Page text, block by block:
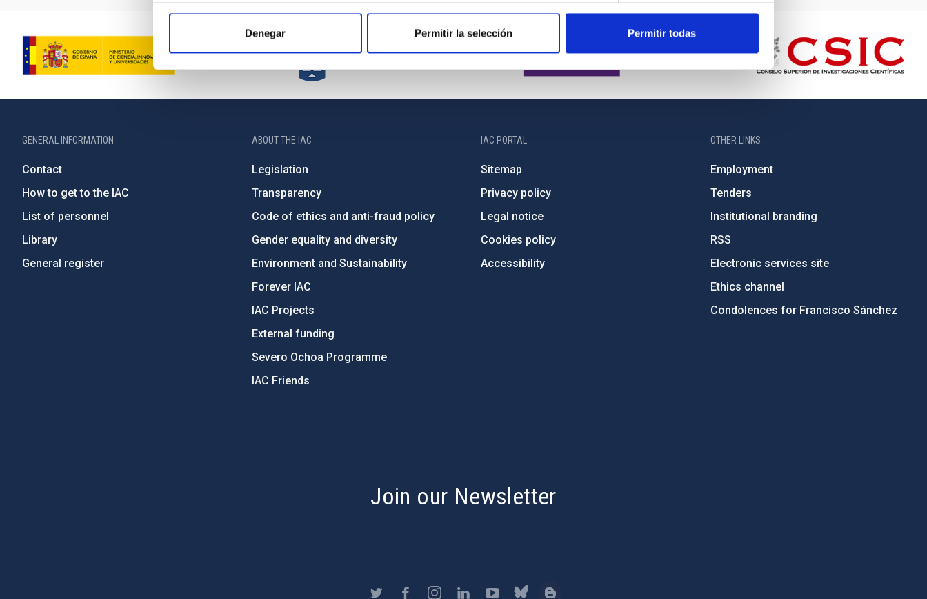
Denegar Permitir la selección Permitir todas
GENERAL INFORMATION
Contact
How to get to the IAC
List of personnel
Library
General register
ABOUT THE IAC
Legislation
Transparency
Code of ethics and anti-fraud policy
Gender equality and diversity
Environment and Sustainability
Forever IAC
IAC Projects
External funding
Severo Ochoa Programme
IAC Friends
IAC PORTAL
Sitemap
Privacy policy
Legal notice
Cookies policy
Accessibility
OTHER LINKS
Employment
Tenders
Institutional branding
RSS
Electronic services site
Ethics channel
Condolences for Francisco Sánchez
Join our Newsletter